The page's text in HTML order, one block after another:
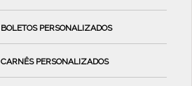
BOLETOS PERSONALIZADOS
CARNÊS PERSONALIZADOS